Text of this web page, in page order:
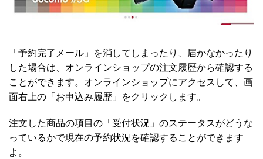
「予約完了メール」を消してしまったり、届かなかったり
した場合は、オンラインショップの注文履歴から確認する
ことができます。オンラインショップにアクセスして、画
面右上の「お申込み履歴」をクリックします。
注文した商品の項目の「受付状況」のステータスがどうな
っているかで現在の予約状況を確認することができます
よ。